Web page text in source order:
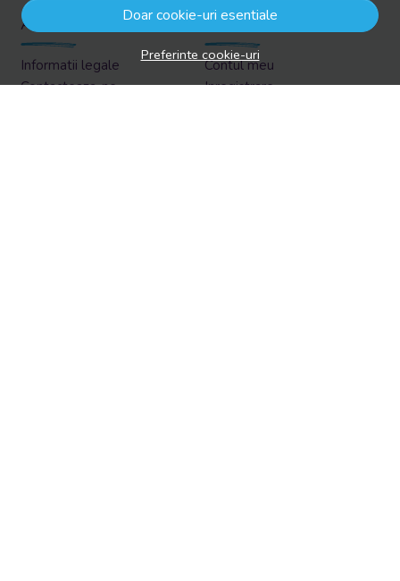
Doar cookie-uri esentiale
Preferinte cookie-uri
Asistenta
Informatii legale
Contacteaza-ne
Cont client
Contul meu
Inregistrare